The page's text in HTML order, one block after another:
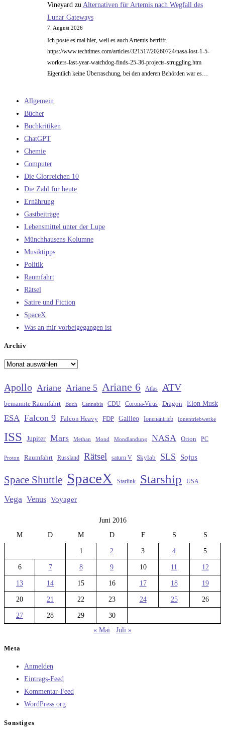
Vineyard zu Alternativen für Artemis nach Wegfall des
Lunar Gateways
7. August 2026
Ich poste es mal hier, weil es auch Artemis betrifft.
https://www.techtimes.com/articles/321517/20260724/nasa-lost-1-5-
workers-last-year-watchdog-finds-25-36-projects-struggling.htm
Eigentlich keine Überraschung, bei den anderen Behörden war es…
Allgemein
Bücher
Buchkritiken
ChatGPT
Chemie
Computer
Die Glorreichen 10
Die Zahl für heute
Ernährung
Gastbeiträge
Lebensmittel unter der Lupe
Münchhausens Kolumne
Musiktipps
Politik
Raumfahrt
Rätsel
Satire und Fiction
SpaceX
Was an mir vorbeigegangen ist
Archiv
Archiv
Apollo Ariane Ariane 5 Ariane 6 Atlas ATV
bemannte Raumfahrt Buch Cannabis CDU Corona-Virus Dragon Elon Musk
ESA Falcon 9 Falcon Heavy FDP Galileo Ionenantrieb Ionentriebwerke
ISS Jupiter Mars Methan Mond Mondlandung NASA Orion PC
Proton Raumfahrt Russland Rätsel saturn V Skylab SLS Sojus
Space Shuttle SpaceX Starlink Starship USA
Vega Venus Voyager
Juni 2016
M
D M D F S S
1 2 3 4 5
6 7 8 9 10 11 12
13 14 15 16 17 18 19
20 21 22 23 24 25 26
27 28 29
30
« Mai
Juli »
Meta
Anmelden
Eintrags-Feed
Kommentar-Feed
WordPress.org
Sonstiges